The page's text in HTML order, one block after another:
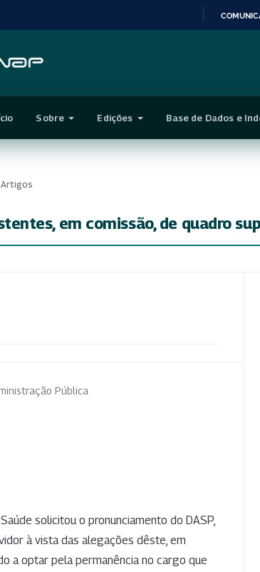
Sobre Edições Base de Dados e
Artigos
em comissão, de quadro
Pública
solicitou o pronunciamento do DASP,
à vista das alegações dêste, em
a optar pela permanência no cargo que